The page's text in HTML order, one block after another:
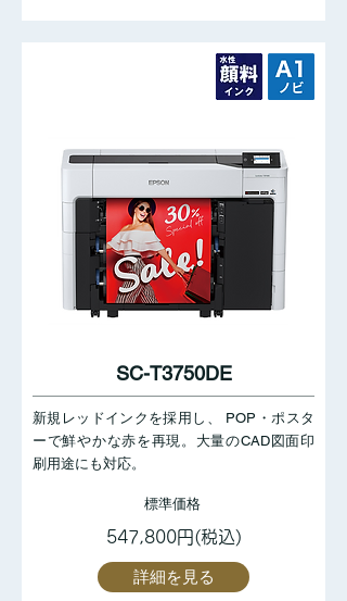
SC-T3750DE
新規レッドインクを採用し、 POP・ポスタ
ーで鮮やかな赤を再現。大量のCAD図面印
刷用途にも対応。
標準価格
547,800円(税込)
詳細を見る